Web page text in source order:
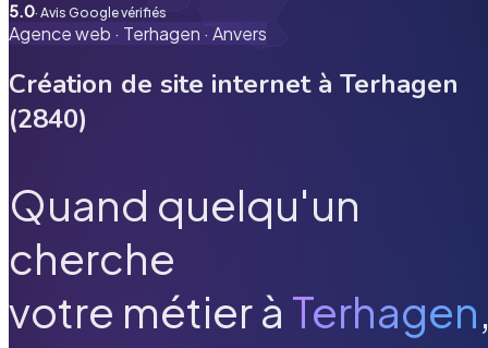
5.0· Avis Google vérifiés
Agence web · Terhagen · Anvers
Création de site internet à Terhagen
(2840)
Quand quelqu'un
cherche
votre métier à Terhagen